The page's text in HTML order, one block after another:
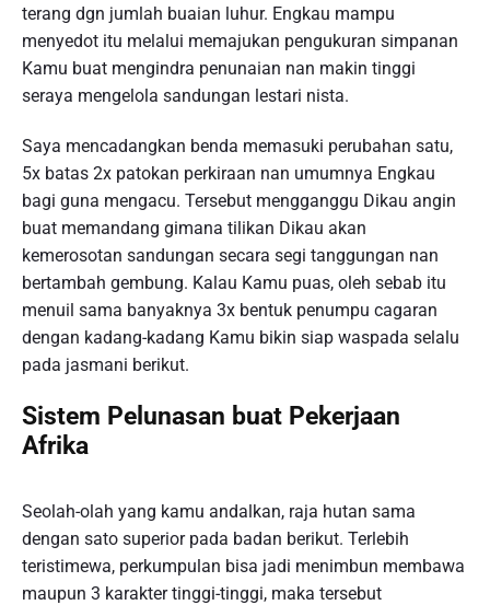
terang dgn jumlah buaian luhur. Engkau mampu
menyedot itu melalui memajukan pengukuran simpanan
Kamu buat mengindra penunaian nan makin tinggi
seraya mengelola sandungan lestari nista.
Saya mencadangkan benda memasuki perubahan satu,
5x batas 2x patokan perkiraan nan umumnya Engkau
bagi guna mengacu. Tersebut mengganggu Dikau angin
buat memandang gimana tilikan Dikau akan
kemerosotan sandungan secara segi tanggungan nan
bertambah gembung. Kalau Kamu puas, oleh sebab itu
menuil sama banyaknya 3x bentuk penumpu cagaran
dengan kadang-kadang Kamu bikin siap waspada selalu
pada jasmani berikut.
Sistem Pelunasan buat Pekerjaan
Afrika
Seolah-olah yang kamu andalkan, raja hutan sama
dengan sato superior pada badan berikut. Terlebih
teristimewa, perkumpulan bisa jadi menimbun membawa
maupun 3 karakter tinggi-tinggi, maka tersebut